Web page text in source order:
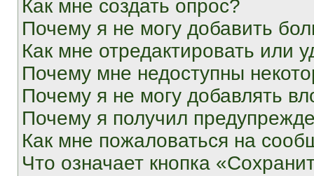
Как мне создать опрос?
Почему я не могу добавить
Как мне отредактировать или
Почему мне недоступны
Почему я не могу добавлять
Почему я получил
Как мне пожаловаться на
Что означает кнопка